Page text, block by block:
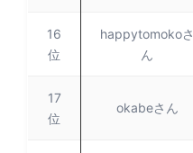
16
位
happytomokoさ
ん
17
位
okabeさん